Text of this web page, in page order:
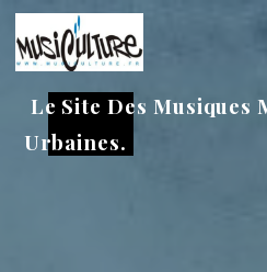
Aller
au
contenu
Le Site Des Musiques
Urbaines.